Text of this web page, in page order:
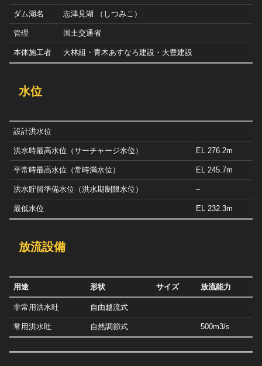
ダム湖名 志津見湖 （しつみこ）
管理 国土交通省
本体施工者 大林組・青木あすなろ建設・大豊建設
水位
設計洪水位
洪水時最高水位（サーチャージ水位） EL 276.2m
平常時最高水位（常時満水位） EL 245.7m
洪水貯留準備水位（洪水期制限水位） –
最低水位 EL 232.3m
放流設備
用途 形状 サイズ 放流能力
非常用洪水吐 自由越流式
常用洪水吐 自然調節式 500m3/s